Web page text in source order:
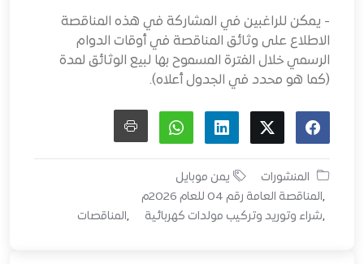
- يمكن للراغبين في المشاركة في هذه المناقصة
الاطلاع على وثائق المناقصة في أوقات الدوام
الرسمي خلال الفترة المسموح بها لبيع الوثائق لمدة
(كما هو محدد في الجدول أعلاه).
المنشورات
يمن موبايل
المناقصة العامة رقم 04 للعام 2026م
شراء وتوريد وتركيب مولدات كهربائية
المناقصات